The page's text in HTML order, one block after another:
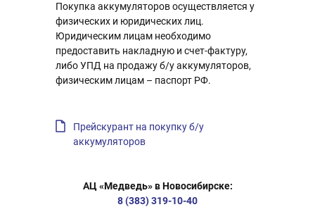
Покупка аккумуляторов осуществляется у
физических и юридических лиц.
Юридическим лицам необходимо
предоставить накладную и счет-фактуру,
либо УПД на продажу б/у аккумуляторов,
физическим лицам – паспорт РФ.
Прейскурант на покупку б/у
аккумуляторов
АЦ «Медведь» в Новосибирске:
8 (383) 319-10-40